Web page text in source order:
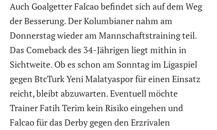
Auch Goalgetter Falcao befindet sich auf dem Weg
der Besserung. Der Kolumbianer nahm am
Donnerstag wieder am Mannschaftstraining teil.
Das Comeback des 34-Jährigen liegt mithin in
Sichtweite. Ob es schon am Sonntag im Ligaspiel
gegen BtcTurk Yeni Malatyaspor für einen Einsatz
reicht, bleibt abzuwarten. Eventuell möchte
Trainer Fatih Terim kein Risiko eingehen und
Falcao für das Derby gegen den Erzrivalen